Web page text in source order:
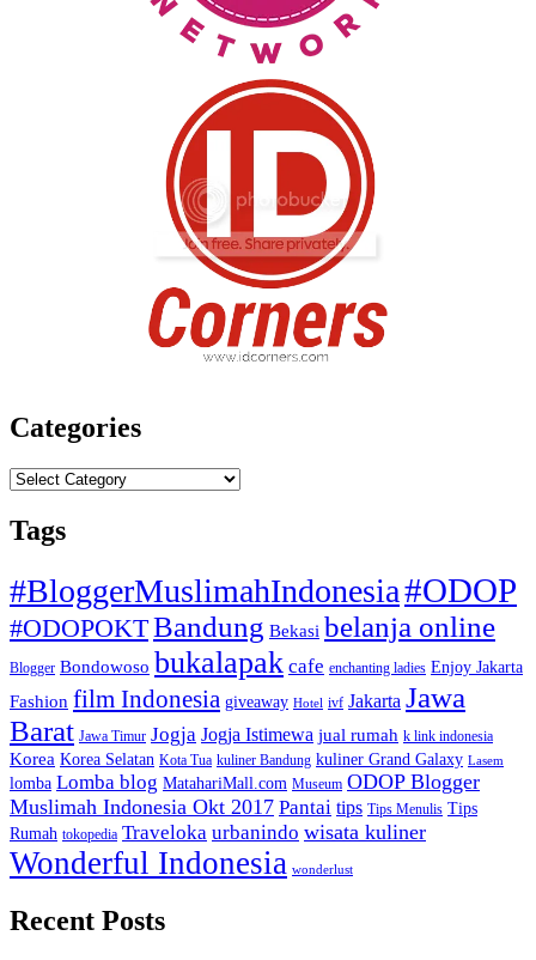
Categories
Categories
Tags
#BloggerMuslimahIndonesia#ODOP
#ODOPOKTBandung Bekasi belanja online
Blogger Bondowoso bukalapak cafe enchanting ladies Enjoy Jakarta
Fashion film Indonesia giveaway Hotel ivf Jakarta Jawa
Barat Jawa Timur Jogja Jogja Istimewa jual rumah k link indonesia
Korea Korea Selatan Kota Tua kuliner Bandung kuliner Grand Galaxy Lasem
lomba Lomba blog MatahariMall.com Museum ODOP Blogger
Muslimah Indonesia Okt 2017 Pantai tips Tips Menulis Tips
Rumah tokopedia Traveloka urbanindo wisata kuliner
Wonderful Indonesia wonderlust
Recent Posts